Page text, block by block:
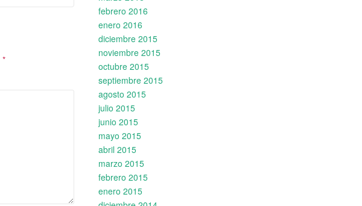
*
febrero 2016
enero 2016
diciembre 2015
noviembre 2015
octubre 2015
septiembre 2015
agosto 2015
julio 2015
junio 2015
mayo 2015
abril 2015
marzo 2015
febrero 2015
enero 2015